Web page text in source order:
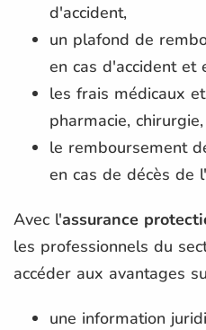
d'accident,
un plafond de
en cas d'accident et
les frais médicaux
pharmacie,
le remboursement
en cas de décès de
Avec l'assurance
les professionnels du
accéder aux avantages
une information